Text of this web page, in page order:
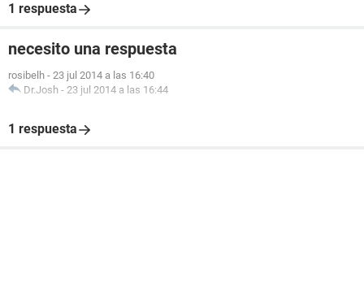
1 respuesta
necesito una respuesta
rosibelh - 23 jul 2014 a las 16:40
Dr.Josh - 23 jul 2014 a las 16:44
1 respuesta